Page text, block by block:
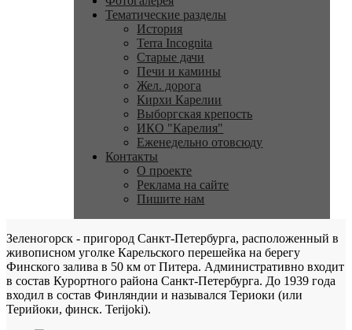
Тематические разделы
История
Terra Incognita
Старые дачи
Печи и камины
Жел. дорога
Кирхи Карелии
Выборгская крепость
ИКО "Карелия"
Еженедельно отовсюду
Контакты
О проекте
Реклама на сайте
Пишите нам
Зеленогорск - пригород Санкт-Петербурга, расположенный в
живописном уголке Карельского перешейка на берегу
Финского залива в 50 км от Питера. Административно входит
в состав Курортного района Санкт-Петербурга. До 1939 года
входил в состав Финляндии и назывался Териоки (или
Терийоки, финск. Terijoki).